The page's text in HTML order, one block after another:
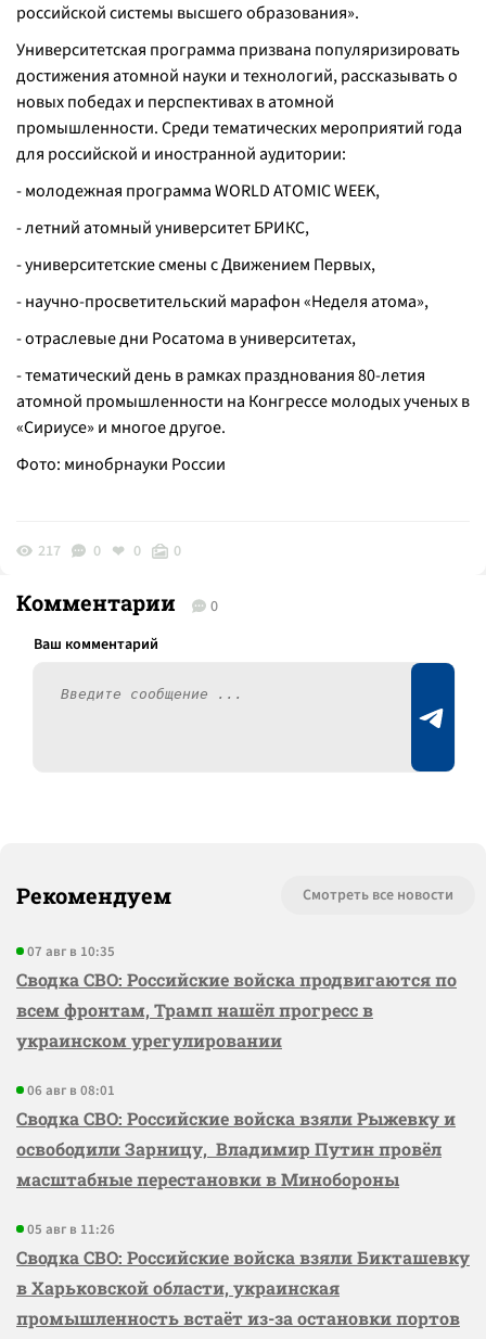
российской системы высшего образования».
Университетская программа призвана популяризировать
достижения атомной науки и технологий, рассказывать о
новых победах и перспективах в атомной
промышленности. Среди тематических мероприятий года
для российской и иностранной аудитории:
- молодежная программа WORLD ATOMIC WEEK,
- летний атомный университет БРИКС,
- университетские смены с Движением Первых,
- научно-просветительский марафон «Неделя атома»,
- отраслевые дни Росатома в университетах,
- тематический день в рамках празднования 80-летия
атомной промышленности на Конгрессе молодых ученых в
«Сириусе» и многое другое.
Фото: минобрнауки России
217 0 0 0
Комментарии 0
Рекомендуем Смотреть все новости
07 авг в 10:35
Сводка СВО: Российские войска продвигаются по
всем фронтам, Трамп нашёл прогресс в
украинском урегулировании
06 авг в 08:01
Сводка СВО: Российские войска взяли Рыжевку и
освободили Зарницу, Владимир Путин провёл
масштабные перестановки в Минобороны
05 авг в 11:26
Сводка СВО: Российские войска взяли Бикташевку
в Харьковской области, украинская
промышленность встаёт из-за остановки портов